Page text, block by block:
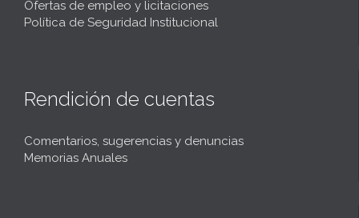
Ofertas de empleo y licitaciones
Política de Seguridad Institucional
Rendición de cuentas
Comentarios, sugerencias y denuncias
Memorias Anuales